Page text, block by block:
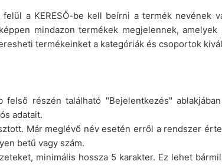
a KERESŐ-be kell beírni a termék nevének
mindazon termékek megjelennek, amelyek
termékeinket a kategóriák és csoportok
részén található "Bejelentkezés"
adatait.
Már meglévő név esetén erről a rendszer
betű vagy szám.
minimális hossza 5 karakter. Ez lehet